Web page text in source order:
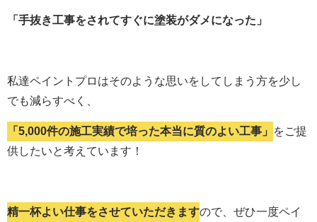
「手抜き工事をされてすぐに塗装がダメになった」
私達ペイントプロはそのような思いをしてしまう方を少し
でも減らすべく、
「5,000件の施工実績で培った本当に質のよい工事」
をご提
供したいと考えています！
精一杯よい仕事をさせていただきますので、ぜひ一度ペイ